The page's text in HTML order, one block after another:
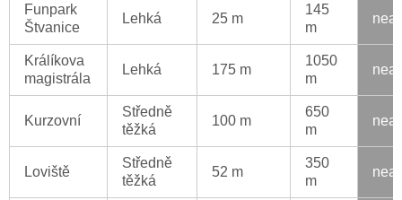
Funpark
Štvanice
Lehká 25 m
145
m
Králíkova
magistrála
Lehká 175 m
1050
m
Kurzovní
Středně
těžká
100 m
650
m
Loviště
Středně
těžká
52 m
350
m